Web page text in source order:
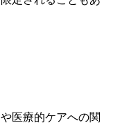
医療的ケアへの関